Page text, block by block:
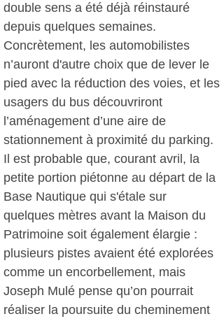
double sens a été déjà réinstauré
depuis quelques semaines.
Concrètement, les automobilistes
n’auront d'autre choix que de lever le
pied avec la réduction des voies, et les
usagers du bus découvriront
l’aménagement d’une aire de
stationnement à proximité du parking.
Il est probable que, courant avril, la
petite portion piétonne au départ de la
Base Nautique qui s'étale sur
quelques mètres avant la Maison du
Patrimoine soit également élargie :
plusieurs pistes avaient été explorées
comme un encorbellement, mais
Joseph Mulé pense qu’on pourrait
réaliser la poursuite du cheminement